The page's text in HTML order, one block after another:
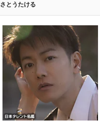
さとうたける